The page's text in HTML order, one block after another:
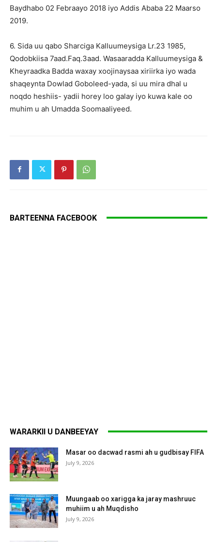
Baydhabo 02 Febraayo 2018 iyo Addis Ababa 22 Maarso
2019.
6. Sida uu qabo Sharciga Kalluumeysiga Lr.23 1985,
Qodobkiisa 7aad.Faq.3aad. Wasaaradda Kalluumeysiga &
Kheyraadka Badda waxay xoojinaysaa xiriirka iyo wada
shaqeynta Dowlad Goboleed-yada, si uu mira dhal u
noqdo heshiis- yadii horey loo galay iyo kuwa kale oo
muhim u ah Umadda Soomaaliyeed.
BARTEENNA FACEBOOK
WARARKII U DANBEEYAY
Masar oo dacwad rasmi ah u gudbisay FIFA
July 9, 2026
Muungaab oo xarigga ka jaray mashruuc
muhiim u ah Muqdisho
July 9, 2026